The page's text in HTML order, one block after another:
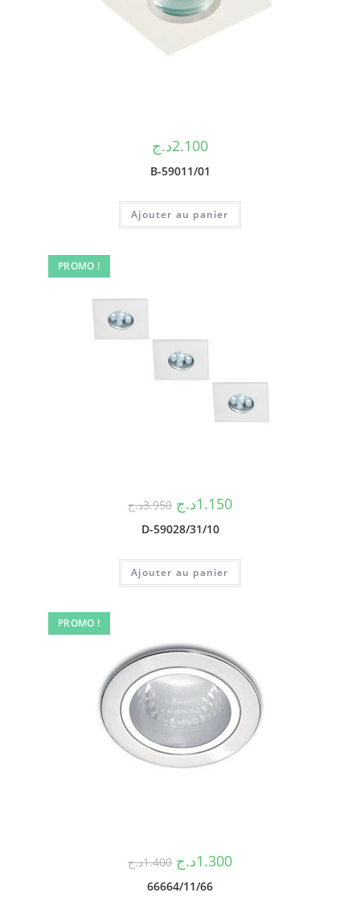
2.100د.ج
B-59011/01
Ajouter au panier
PROMO !
3.950د.ج 1.150د.ج
D-59028/31/10
Ajouter au panier
PROMO !
1.400د.ج 1.300د.ج
66664/11/66